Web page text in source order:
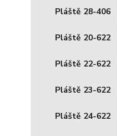
Pláště 28-406
Pláště 20-622
Pláště 22-622
Pláště 23-622
Pláště 24-622